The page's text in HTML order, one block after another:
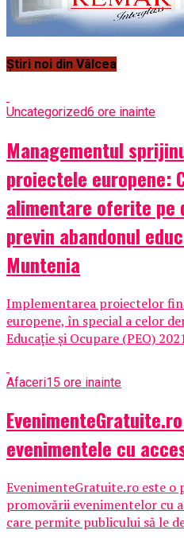
Știri noi din Vâlcea
Uncategorized6 ore inainte
Managementul
proiectele europene:
alimentare oferite
previn abandonul
Muntenia
Implementarea proiectelor
europene, în special a celor
Educație și Ocupare (PEO)
Afaceri15 ore inainte
evenimentele cu
EvenimenteGratuite.ro este
promovării evenimentelor cu
care permite publicului să le